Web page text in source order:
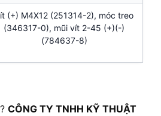
(+) M4X12 (251314-2), móc treo
(346317-0), mũi vít 2-45 (+)(-)
(784637-8)
CÔNG TY TNHH KỸ THUẬT